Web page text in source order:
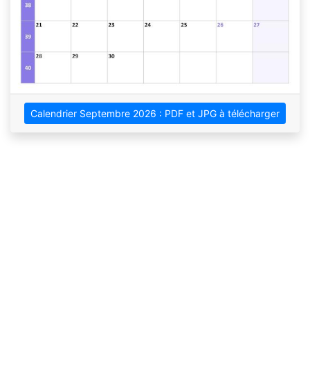
Calendrier Septembre 2026 : PDF et JPG à télécharger